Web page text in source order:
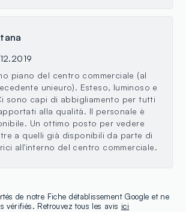
piano del centro commerciale (al
unieuro). Esteso, luminoso e
sono capi di abbigliamento per tutti
alla qualità. Il personale è
Un ottimo posto per vedere
a quelli già disponibili da parte di
all'interno del centro commerciale.
de notre Fiche détablissement Google et ne
vérifiés. Retrouvez tous les avis ici